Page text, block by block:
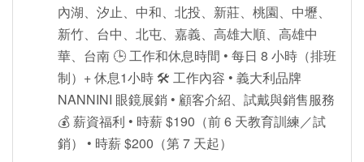
內湖、汐止、中和、北投、新莊、桃園、中壢、
新竹、台中、北屯、嘉義、高雄大順、高雄中
華、台南 🕒 工作和休息時間 • 每日 8 小時（排班
制）+ 休息1小時 🛠 工作內容 • 義大利品牌
NANNINI 眼鏡展銷 • 顧客介紹、試戴與銷售服務
💰 薪資福利 • 時薪 $190（前 6 天教育訓練／試
銷） • 時薪 $200（第 7 天起）